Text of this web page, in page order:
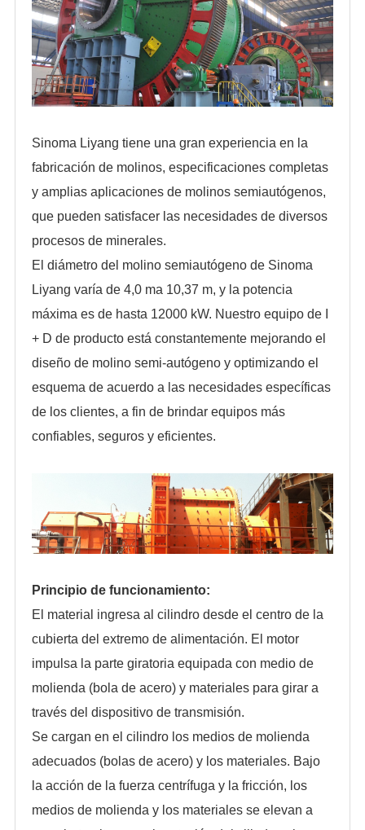
Sinoma Liyang tiene una gran experiencia en la
fabricación de molinos, especificaciones completas
y amplias aplicaciones de molinos semiautógenos,
que pueden satisfacer las necesidades de diversos
procesos de minerales.
El diámetro del molino semiautógeno de Sinoma
Liyang varía de 4,0 ma 10,37 m, y la potencia
máxima es de hasta 12000 kW. Nuestro equipo de I
+ D de producto está constantemente mejorando el
diseño de molino semi-autógeno y optimizando el
esquema de acuerdo a las necesidades específicas
de los clientes, a fin de brindar equipos más
confiables, seguros y eficientes.
Principio de funcionamiento:
El material ingresa al cilindro desde el centro de la
cubierta del extremo de alimentación. El motor
impulsa la parte giratoria equipada con medio de
molienda (bola de acero) y materiales para girar a
través del dispositivo de transmisión.
Se cargan en el cilindro los medios de molienda
adecuados (bolas de acero) y los materiales. Bajo
la acción de la fuerza centrífuga y la fricción, los
medios de molienda y los materiales se elevan a